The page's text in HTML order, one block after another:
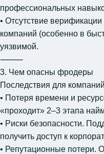
профессиональных
• Отсутствие
компаний (особенно в
уязвимой.
⸻
3. Чем опасны фродеры
Последствия для
• Потеря времени и
«проходит» 2–3 этапа
• Риски безопасности.
получить доступ к
• Репутационные потери.